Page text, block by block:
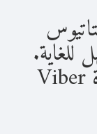
بمجرد حصولك على أرصدة Viber